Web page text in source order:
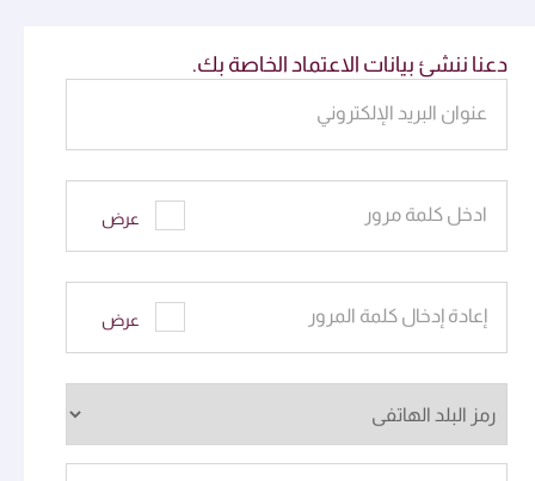
دعنا ننشئ بيانات الاعتماد الخاصة بك.
عنوان البريد الإلكتروني
ادخل كلمة مرور عرض
إعادة إدخال كلمة المرور عرض